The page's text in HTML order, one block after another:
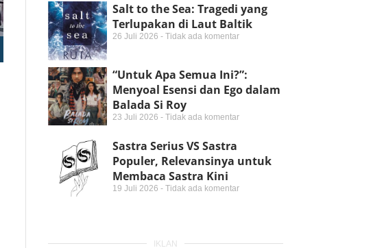
Salt to the Sea: Tragedi yang
Terlupakan di Laut Baltik
26 Juli 2026 Tidak ada komentar
“Untuk Apa Semua Ini?”:
Menyoal Esensi dan Ego dalam
Balada Si Roy
23 Juli 2026 Tidak ada komentar
Sastra Serius VS Sastra
Populer, Relevansinya untuk
Membaca Sastra Kini
19 Juli 2026 Tidak ada komentar
IKLAN